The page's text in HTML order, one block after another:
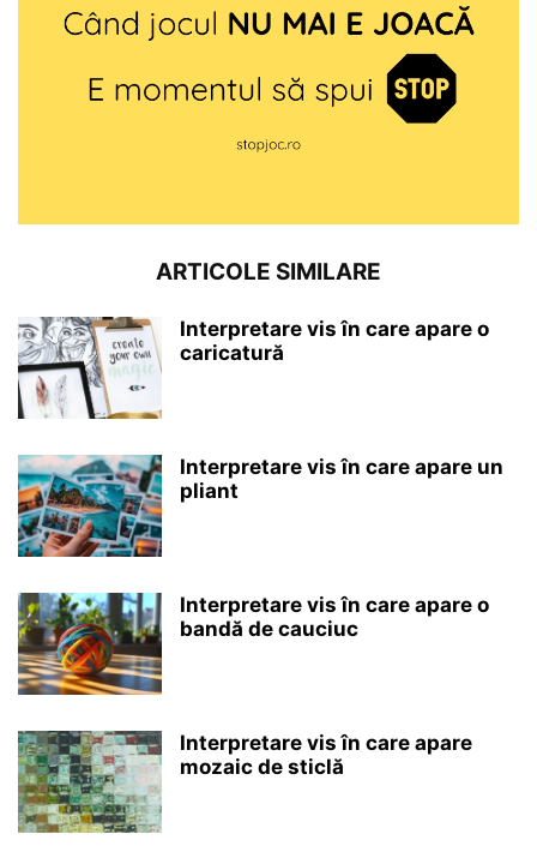
ARTICOLE SIMILARE
Interpretare vis în care apare o
caricatură
Interpretare vis în care apare un
pliant
Interpretare vis în care apare o
bandă de cauciuc
Interpretare vis în care apare
mozaic de sticlă